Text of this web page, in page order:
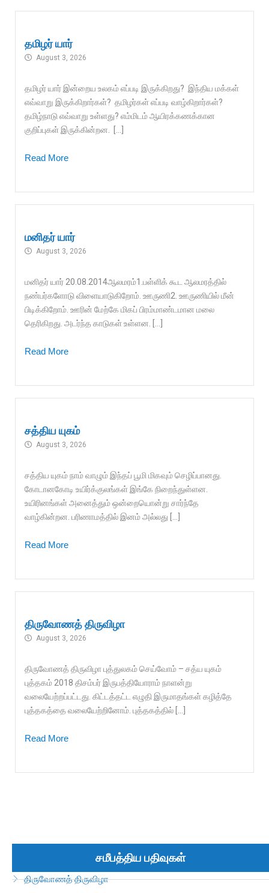
தமிழர் யார்
August 3, 2026
தமிழர் யார் இன்றைய உலகம் எப்படி இருக்கிறது? இந்திய மக்கள்
எவ்வாறு இருக்கிறார்கள்? தமிழர்கள் எப்படி வாழ்கிறார்கள்?
தமிழ்நாடு எவ்வாறு உள்ளது? எம்மிடம் ஆயிரக்கணக்கான
குறிப்புகள் இருக்கின்றன. […]
Read More
மனிதர் யார்
August 3, 2026
மனிதர் யார் 20.08.2014ஆலமரம்1.பள்ளிக் கூட ஆலமரத்தில்
நண்பர்களோடு விளையாடுகிறோம். ஊருணி2. ஊருணியில் மீன்
பிடிக்கிறோம். ஊரின் மேற்கே மிகப் பிரம்மாண்டமான மலை
தெரிகிறது. அடர்ந்த காடுகள் உள்ளன. […]
Read More
சத்திய யுகம்
August 3, 2026
சத்திய யுகம் நாம் வாழும் இந்தப் பூமி மிகவும் செழிப்பானது.
கோடானகோடி உயிர்க்குலங்கள் இங்கே நிறைந்துள்ளன.
உயிரினங்கள் அனைத்தும் ஒன்றையொன்று சார்ந்தே
வாழ்கின்றன. பரிணாமத்தில் இனம் அல்லது […]
Read More
திருவோணத் திருவிழா
August 3, 2026
திருவோணத் திருவிழா புத்துலகம் செய்வோம் – சத்ய யுகம்
புத்தகம் 2018 திசம்பர் இருபத்தியோராம் நாளன்று
வலையேற்றப்பட்டது. கிட்டத்தட்ட எழுதி இருமாதங்கள் கழித்தே
புத்தகத்தை வலையேற்றினோம். புத்தகத்தில் […]
Read More
சமீபத்திய பதிவுகள்
திருவோணத் திருவிழா